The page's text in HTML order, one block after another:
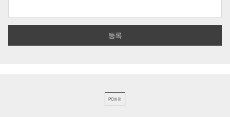
PC버전